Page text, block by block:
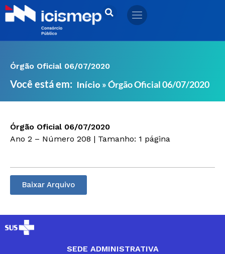
Ir
para
Órgão Oficial 06/07/2020
Você está em: Início »Órgão Oficial 06/07/2020
Órgão Oficial 06/07/2020
Ano 2 – Número 208 | Tamanho: 1 página
Baixar Arquivo
SEDE ADMINISTRATIVA